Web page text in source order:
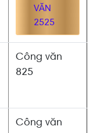
VĂN
2525
Công văn
825
Công văn